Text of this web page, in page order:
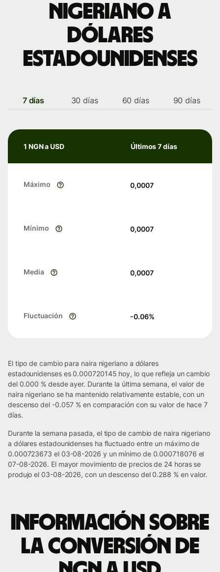
nigeriano a
dólares
estadounidenses
7 días 30 días 60 días 90 días
1 NGN a USD Últimos 7 días
Máximo 0,0007
Mínimo 0,0007
Media 0,0007
Fluctuación -0.06%
El tipo de cambio para naira nigeriano a dólares
estadounidenses es 0.000720145 hoy, lo que refleja un cambio
del 0.000 % desde ayer. Durante la última semana, el valor de
naira nigeriano se ha mantenido relativamente estable, con un
descenso del -0.057 % en comparación con su valor de hace 7
días.
Durante la semana pasada, el tipo de cambio de naira nigeriano
a dólares estadounidenses ha fluctuado entre un máximo de
0.000723673 el 03-08-2026 y un mínimo de 0.000718076 el
07-08-2026. El mayor movimiento de precios de 24 horas se
produjo el 03-08-2026, con un descenso del 0.288 % en valor.
Información sobre
la conversión de